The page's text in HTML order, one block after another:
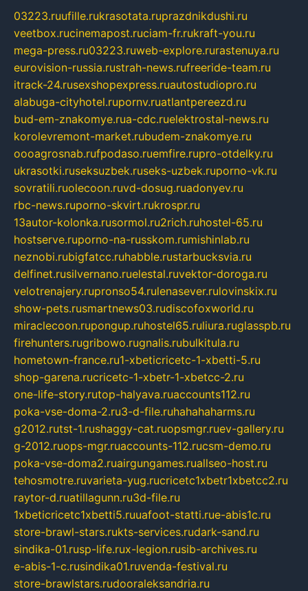
03223.ruufille.rukrasotata.ruprazdnikdushi.ru
veetbox.rucinemapost.ruciam-fr.rukraft-you.ru
mega-press.ru03223.ruweb-explore.rurastenuya.ru
eurovision-russia.rustrah-news.rufreeride-team.ru
itrack-24.rusexshopexpress.ruautostudiopro.ru
alabuga-cityhotel.rupornv.ruatlantpereezd.ru
bud-em-znakomye.rua-cdc.ruelektrostal-news.ru
korolevremont-market.rubudem-znakomye.ru
oooagrosnab.rufpodaso.ruemfire.rupro-otdelky.ru
ukrasotki.ruseksuzbek.ruseks-uzbek.ruporno-vk.ru
sovratili.ruolecoon.ruvd-dosug.ruadonyev.ru
rbc-news.ruporno-skvirt.rukrospr.ru
13autor-kolonka.rusormol.ru2rich.ruhostel-65.ru
hostserve.ruporno-na-russkom.rumishinlab.ru
neznobi.rubigfatcc.ruhabble.rustarbucksvia.ru
delfinet.rusilvernano.ruelestal.ruvektor-doroga.ru
velotrenajery.rupronso54.rulenasever.rulovinskix.ru
show-pets.rusmartnews03.rudiscofoxworld.ru
miraclecoon.rupongup.ruhostel65.ruliura.ruglasspb.ru
firehunters.rugribowo.rugnalis.rubulkitula.ru
hometown-france.ru1-xbeticricetc-1-xbetti-5.ru
shop-garena.rucricetc-1-xbetr-1-xbetcc-2.ru
one-life-story.rutop-halyava.ruaccounts112.ru
poka-vse-doma-2.ru3-d-file.ruhahahaharms.ru
g2012.rutst-1.rushaggy-cat.ruopsmgr.ruev-gallery.ru
g-2012.ruops-mgr.ruaccounts-112.rucsm-demo.ru
poka-vse-doma2.ruairgungames.ruallseo-host.ru
tehosmotre.ruvarieta-yug.rucricetc1xbetr1xbetcc2.ru
raytor-d.ruatillagunn.ru3d-file.ru
1xbeticricetc1xbetti5.ruuafoot-statti.rue-abis1c.ru
store-brawl-stars.rukts-services.rudark-sand.ru
sindika-01.rusp-life.rux-legion.rusib-archives.ru
e-abis-1-c.rusindika01.ruvenda-festival.ru
store-brawlstars.rudooraleksandria.ru